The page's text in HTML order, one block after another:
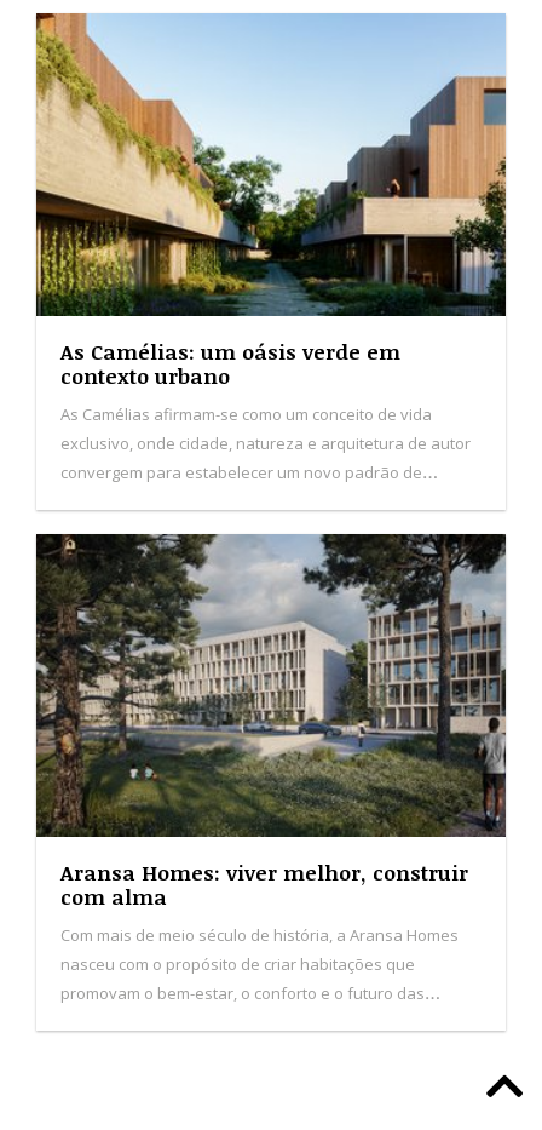
segmento imobiliário de luxo em Portugal.
As Camélias: um oásis verde em
contexto urbano
As Camélias afirmam-se como um conceito de vida
exclusivo, onde cidade, natureza e arquitetura de autor
convergem para estabelecer um novo padrão de
habitação no Porto.
Aransa Homes: viver melhor, construir
com alma
Com mais de meio século de história, a Aransa Homes
nasceu com o propósito de criar habitações que
promovam o bem-estar, o conforto e o futuro das